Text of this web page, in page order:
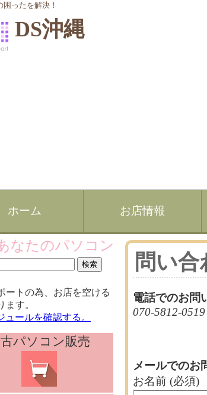
困ったを解決！
DS沖縄
ホーム お店情報
たのパソコン、当店で委託販
ートの為、お店を空ける
ます。
ュールを確認する。
パソコン販売
問い合
電話でのお問
070-5812-0519
メールでのお
お名前 (必須)